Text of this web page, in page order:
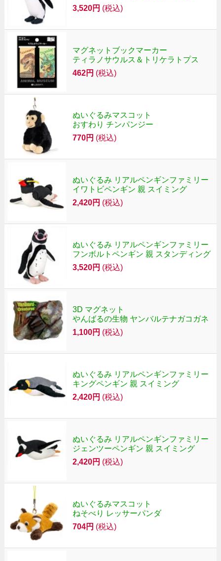
3,520円 (税込)
マグネットブックマーカー
ティラノサウルス＆トリケラトプス
462円 (税込)
ぬいぐるみマスコット
おすわり チンパンジー
770円 (税込)
ぬいぐるみ リアルペンギンファミリー
イワトビペンギン 親 スイミング
2,420円 (税込)
ぬいぐるみ リアルペンギンファミリー
フンボルトペンギン 親 スタンディング
3,520円 (税込)
3D マグネット
やんばるの生物 ヤンバルテナガコガネ
1,100円 (税込)
ぬいぐるみ リアルペンギンファミリー
キングペンギン 親 スイミング
2,420円 (税込)
ぬいぐるみ リアルペンギンファミリー
ジェンツーペンギン 親 スイミング
2,420円 (税込)
ぬいぐるみマスコット
ねそべり レッサーパンダ
704円 (税込)